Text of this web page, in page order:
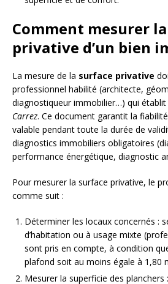
Comment mesurer
privative d’un bien
La mesure de la surface privative
professionnel habilité (architecte,
diagnostiqueur immobilier…) qui établit
Carrez. Ce document garantit la
valable pendant toute la durée de
diagnostics immobiliers obligatoires
performance énergétique, diagnostic
Pour mesurer la surface privative, le
comme suit :
Déterminer les locaux concernés :
d’habitation ou à usage mixte
sont pris en compte, à condition
plafond soit au moins égale à 1,80
Mesurer la superficie des planchers